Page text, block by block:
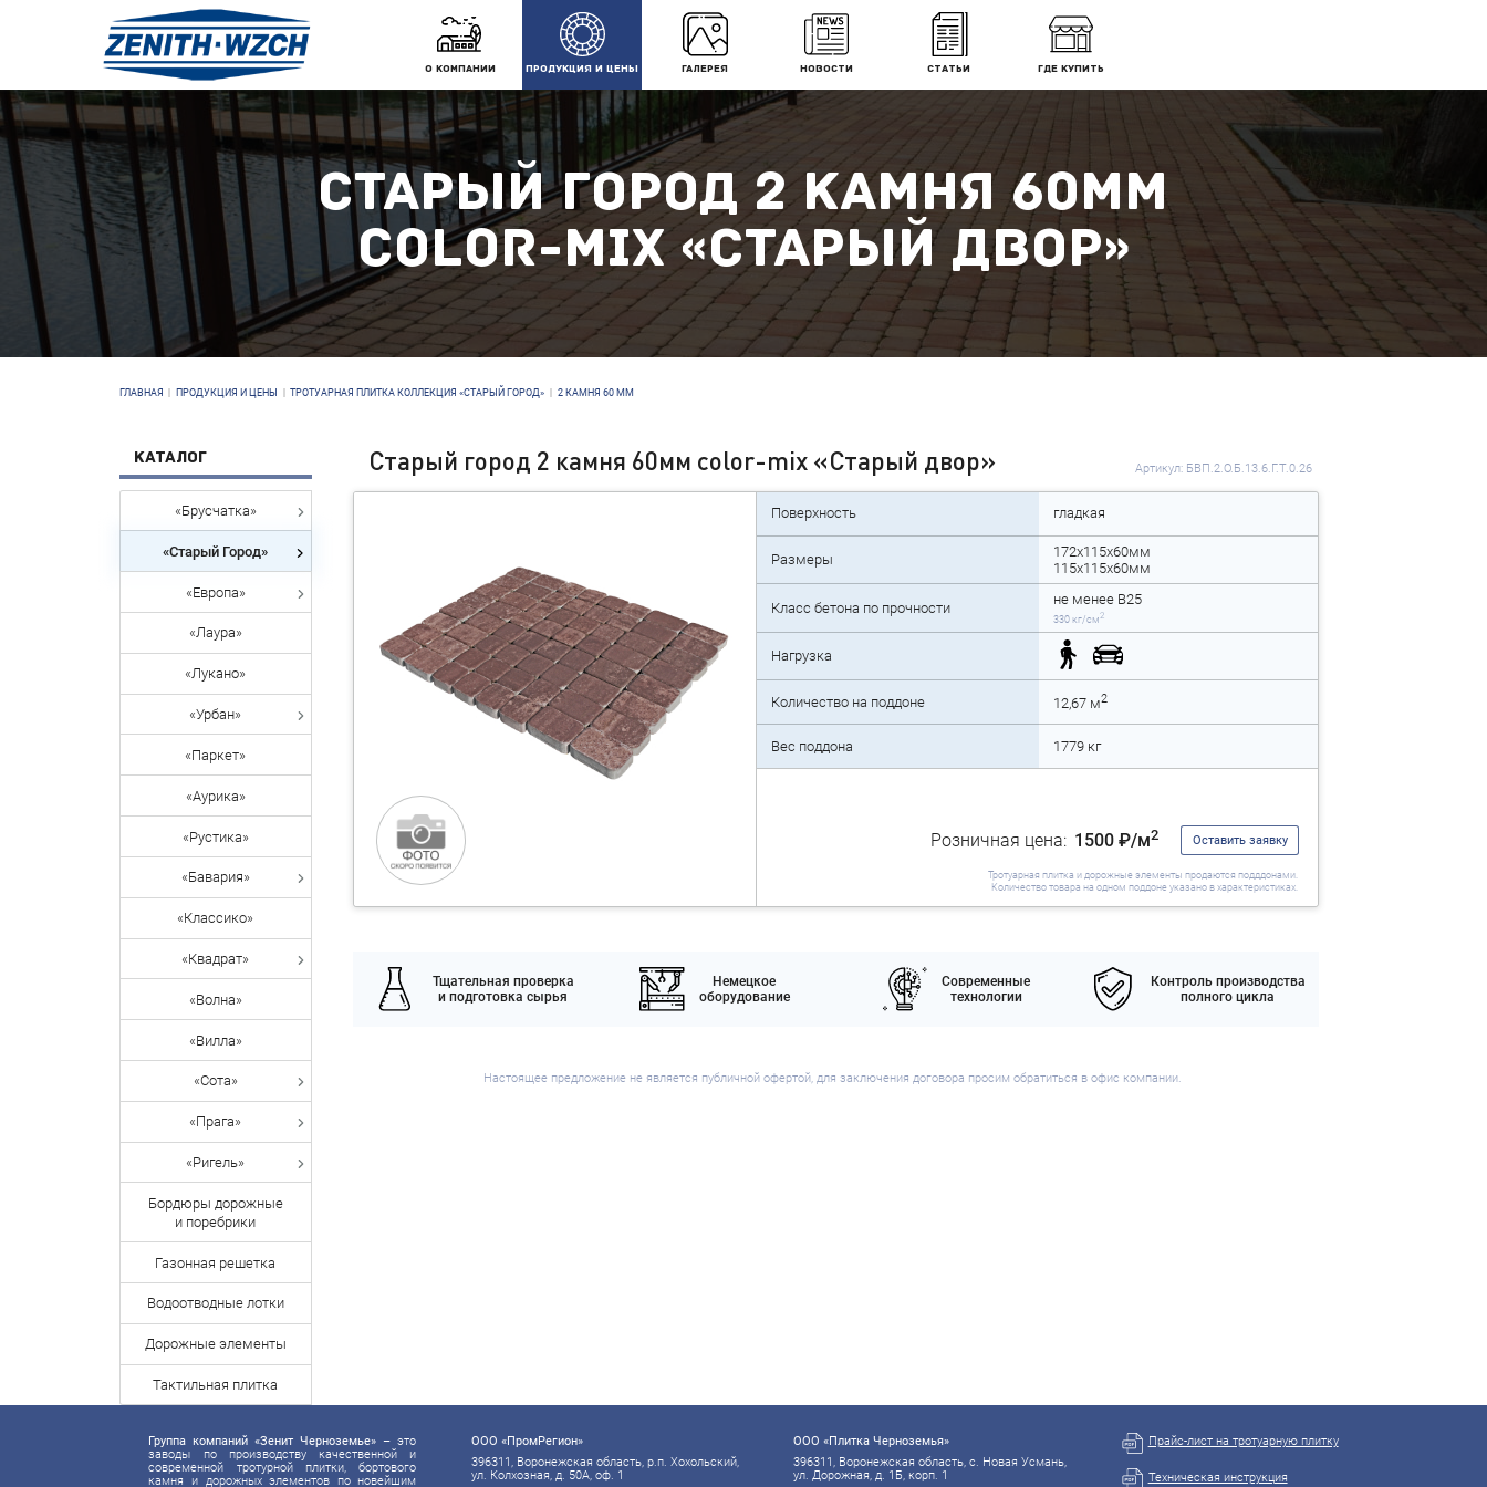
О КОМПАНИИ ПРОДУКЦИЯ И ЦЕНЫ ГАЛЕРЕЯ НОВОСТИ СТАТЬИ ГДЕ КУПИТЬ
СТАРЫЙ ГОРОД 2 КАМНЯ 60ММ
COLOR-MIX «СТАРЫЙ ДВОР»
ГЛАВНАЯ ПРОДУКЦИЯ И ЦЕНЫ ТРОТУАРНАЯ ПЛИТКА КОЛЛЕКЦИЯ «СТАРЫЙ ГОРОД» 2 КАМНЯ 60 ММ
КАТАЛОГ
«Брусчатка»
«Старый Город»
«Европа»
«Лаура»
«Лукано»
«Урбан»
«Паркет»
«Аурика»
«Рустика»
«Бавария»
«Классико»
«Квадрат»
«Волна»
«Вилла»
«Сота»
«Прага»
«Ригель»
Бордюры дорожные
и поребрики
Газонная решетка
Водоотводные лотки
Дорожные элементы
Тактильная плитка
Старый город 2 камня 60мм color-mix «Старый двор» Артикул: БВП.2.О.Б.13.6.Г.Т.0.26
Поверхность гладкая
Размеры
172x115x60мм
115x115x60мм
Класс бетона по прочности
не менее B25
330 кг/см2
Нагрузка
Количество на поддоне 12,67 м2
Вес поддона 1779 кг
Розничная цена: 1500 ₽/м2 Оставить заявку
Тротуарная плитка и дорожные элементы продаются подддонами.
Количество товара на одном поддоне указано в характеристиках.
Тщательная проверка
и подготовка сырья
Немецкое
оборудование
Современные
технологии
Контроль производства
полного цикла
Настоящее предложение не является публичной офертой, для заключения договора просим обратиться в офис компании.
Группа компаний «Зенит Черноземье» – это
заводы по производству качественной и
современной тротурной плитки, бортового
камня и дорожных элементов по новейшим
ООО «ПромРегион»
396311, Воронежская область, р.п. Хохольский,
ул. Колхозная, д. 50А, оф. 1
ООО «Плитка Черноземья»
396311, Воронежская область, с. Новая Усмань,
ул. Дорожная, д. 1Б, корп. 1
Прайс-лист на тротуарную плитку
Техническая инструкция